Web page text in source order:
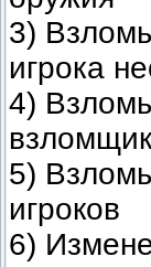
3)
игрока
4)
5)
игроков
6)